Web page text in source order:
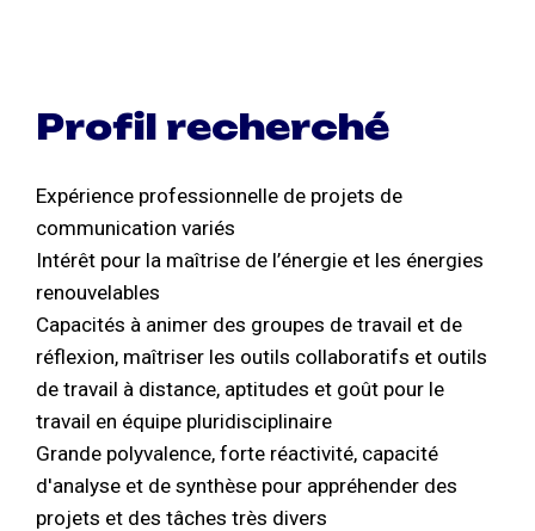
Profil recherché
Expérience professionnelle de projets de
communication variés
Intérêt pour la maîtrise de l’énergie et les énergies
renouvelables
Capacités à animer des groupes de travail et de
réflexion, maîtriser les outils collaboratifs et outils
de travail à distance, aptitudes et goût pour le
travail en équipe pluridisciplinaire
Grande polyvalence, forte réactivité, capacité
d'analyse et de synthèse pour appréhender des
projets et des tâches très divers